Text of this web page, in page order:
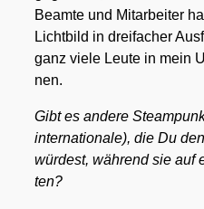
Beam­te und Mit­ar­bei­ter
Licht­bild in drei­fa­cher
ganz vie­le Leu­te in mein
nen.
Gibt es ande­re
inter­na­tio­na­le), die Du
wür­dest, wäh­rend sie
ten?